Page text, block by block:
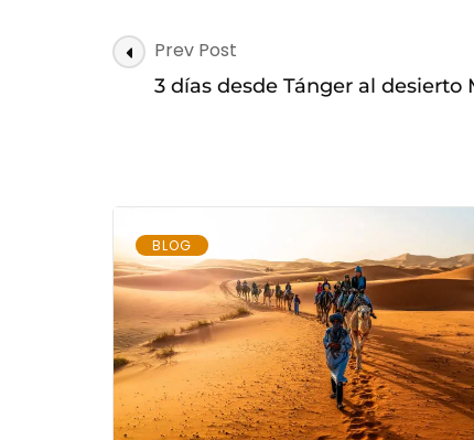
Post
Navigation
Prev Post
3 días desde Tánger al desierto
BLOG